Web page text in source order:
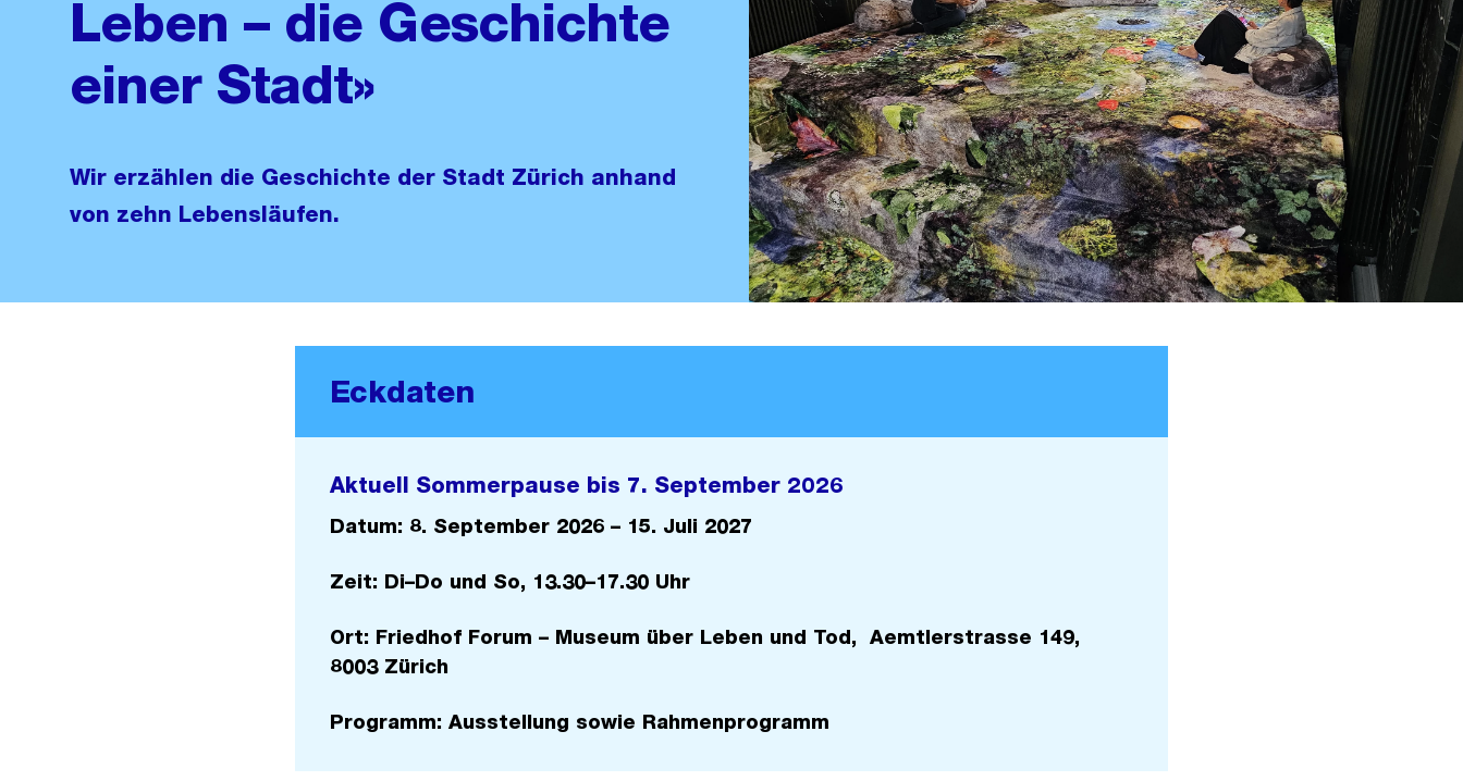
Leben – die Geschichte
einer Stadt»
Wir erzählen die Geschichte der Stadt Zürich anhand
von zehn Lebensläufen.
Eckdaten
Aktuell Sommerpause bis 7. September 2026
Datum: 8. September 2026 – 15. Juli 2027
Zeit: Di–Do und So, 13.30–17.30 Uhr
Ort: Friedhof Forum – Museum über Leben und Tod, Aemtlerstrasse 149,
8003 Zürich
Programm: Ausstellung sowie Rahmenprogramm